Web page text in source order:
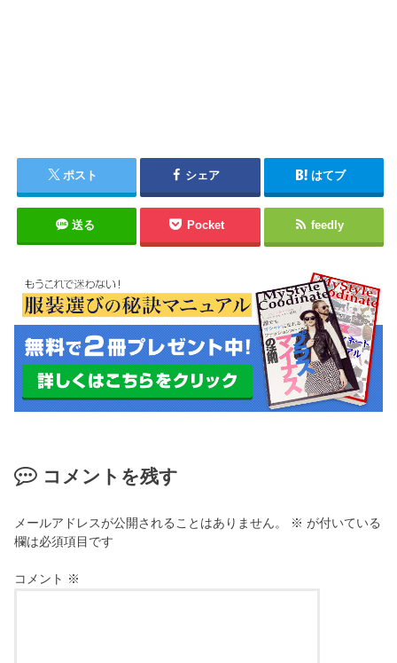
ポスト シェア はてブ
送る Pocket feedly
コメントを残す
メールアドレスが公開されることはありません。 ※ が付いている
欄は必須項目です
コメント ※